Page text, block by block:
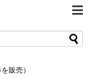
販売）